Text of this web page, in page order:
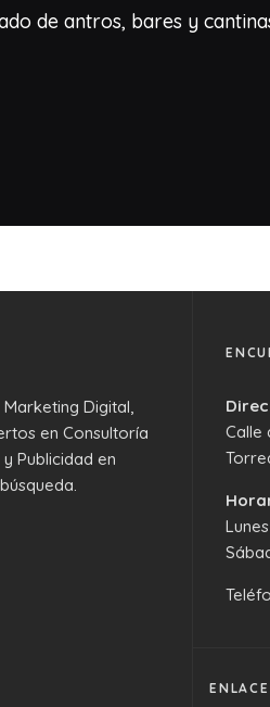
de antros, bares y
Digital,
en Consultoría
Publicidad en
Calle